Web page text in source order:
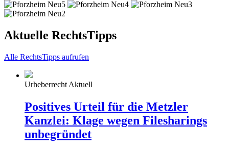
Aktuelle RechtsTipps
Alle RechtsTipps aufrufen
Urheberrecht Aktuell
Positives Urteil für die Metzler
Kanzlei: Klage wegen Filesharings
unbegründet